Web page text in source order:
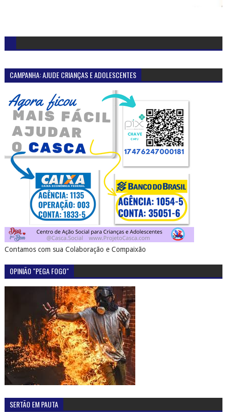
CAMPANHA: AJUDE CRIANÇAS E ADOLESCENTES
Contamos com sua Colaboração e Compaixão
OPINIÃO "PEGA FOGO"
SERTÃO EM PAUTA